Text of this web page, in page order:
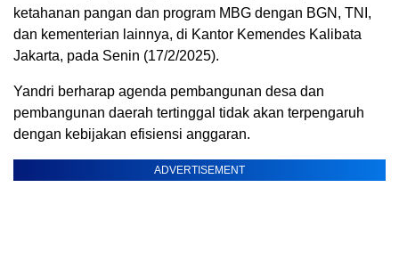
ketahanan pangan dan program MBG dengan BGN, TNI,
dan kementerian lainnya, di Kantor Kemendes Kalibata
Jakarta, pada Senin (17/2/2025).​
Yandri berharap agenda pembangunan desa dan
pembangunan daerah tertinggal tidak akan terpengaruh
dengan kebijakan efisiensi anggaran.
ADVERTISEMENT